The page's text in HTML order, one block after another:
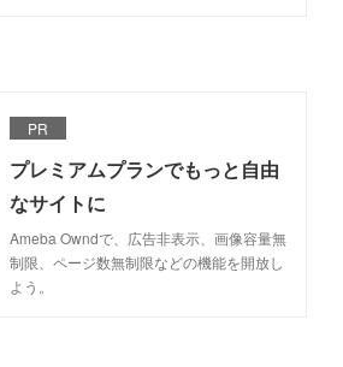
PR
プレミアムプランでもっと自由
なサイトに
Ameba Owndで、広告非表示、画像容量無
制限、ページ数無制限などの機能を開放し
よう。